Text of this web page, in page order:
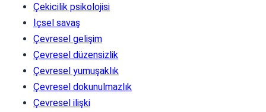
Çekicilik psikolojisi
İçsel savaş
Çevresel gelişim
Çevresel düzensizlik
Çevresel yumuşaklık
Çevresel dokunulmazlık
Çevresel ilişki